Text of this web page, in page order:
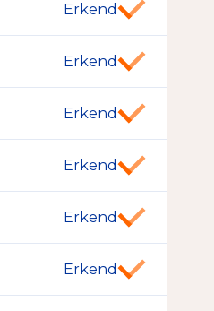
Erkend
Erkend
Erkend
Erkend
Erkend
Erkend